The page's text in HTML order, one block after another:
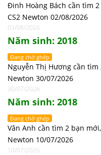
Đinh Hoàng Bách cần tìm
CS2 Newton 02/08/2026
03/08/2026
Năm sinh: 2018
Đang chờ ghép
Nguyễn Thị Hương cần tìm
Newton 30/07/2026
30/07/2026
Năm sinh: 2018
Đang chờ ghép
Vân Anh cần tìm 2 bạn
Newton 10/07/2026
10/07/2026